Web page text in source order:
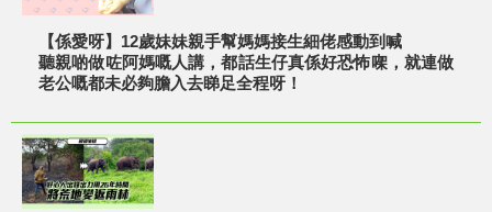
【係愛呀】12歲妹妹親手幫媽媽接生細佬感動到喊
聽親啲做咗阿媽嘅人講，都話生仔真係好恐怖㗎，就連做
老公嘅都未必夠膽入去睇足全程呀！